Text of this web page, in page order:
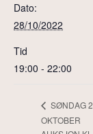
Dato:
28/10/2022
Tid
19:00 - 22:00
SØNDAG
OKTOBER